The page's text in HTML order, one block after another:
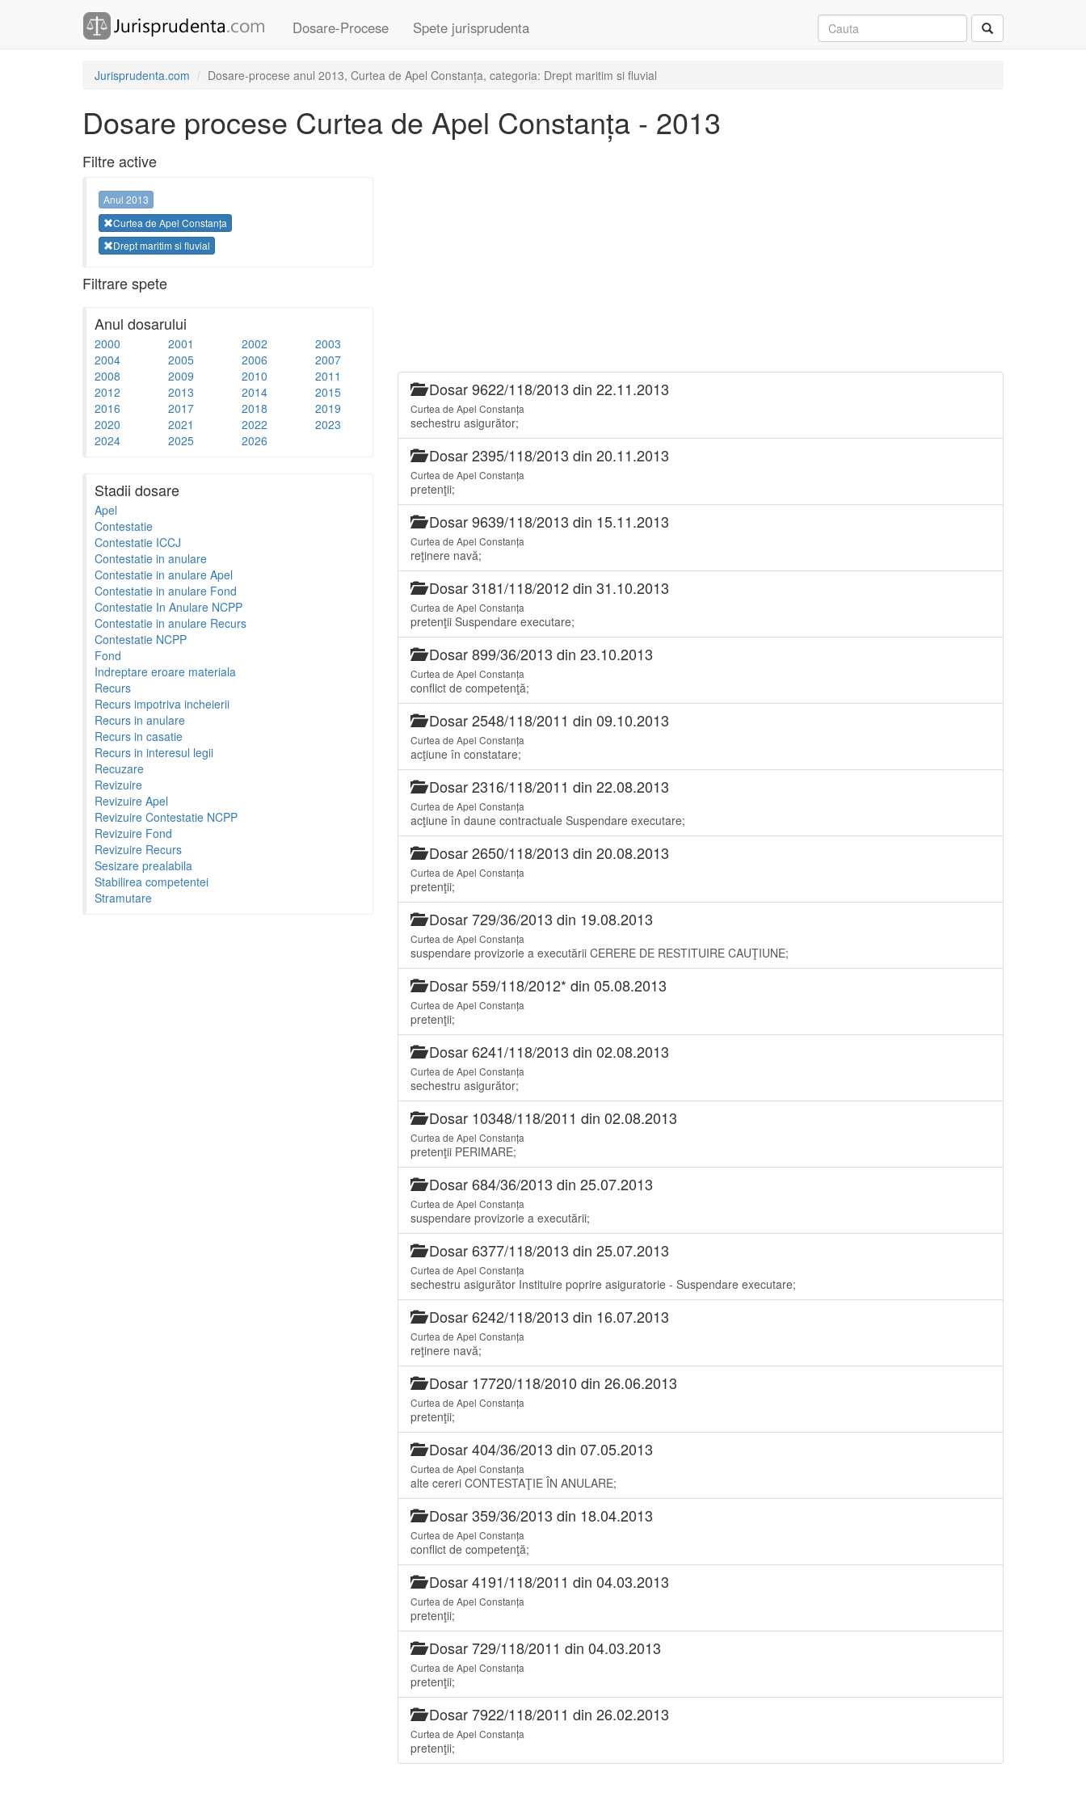
Dosare-Procese Spete jurisprudenta
Jurisprudenta.com Dosare-procese anul 2013, Curtea de Apel Constanța, categoria: Drept maritim si fluvial
Dosare procese Curtea de Apel Constanța - 2013
Filtre active
Anul 2013
Curtea de Apel Constanța
Drept maritim si fluvial
Filtrare spete
Anul dosarului
2000 2001 2002
2003
2004
2005 2006
2007
2008
2009 2010
2011
2012
2013 2014
2015
2016
2017 2018
2019
2020
2021 2022
2023
2024
2025 2026
Stadii dosare
Apel
Contestatie
Contestatie ICCJ
Contestatie in anulare
Contestatie in anulare Apel
Contestatie in anulare Fond
Contestatie In Anulare NCPP
Contestatie in anulare Recurs
Contestatie NCPP
Fond
Indreptare eroare materiala
Recurs
Recurs impotriva incheierii
Recurs in anulare
Recurs in casatie
Recurs in interesul legii
Recuzare
Revizuire
Revizuire Apel
Revizuire Contestatie NCPP
Revizuire Fond
Revizuire Recurs
Sesizare prealabila
Stabilirea competentei
Stramutare
Dosar 9622/118/2013 din 22.11.2013
Curtea de Apel Constanța
sechestru asigurător;
Dosar 2395/118/2013 din 20.11.2013
Curtea de Apel Constanța
pretenţii;
Dosar 9639/118/2013 din 15.11.2013
Curtea de Apel Constanța
reţinere navă;
Dosar 3181/118/2012 din 31.10.2013
Curtea de Apel Constanța
pretenţii Suspendare executare;
Dosar 899/36/2013 din 23.10.2013
Curtea de Apel Constanța
conflict de competenţă;
Dosar 2548/118/2011 din 09.10.2013
Curtea de Apel Constanța
acţiune în constatare;
Dosar 2316/118/2011 din 22.08.2013
Curtea de Apel Constanța
acţiune în daune contractuale Suspendare executare;
Dosar 2650/118/2013 din 20.08.2013
Curtea de Apel Constanța
pretenţii;
Dosar 729/36/2013 din 19.08.2013
Curtea de Apel Constanța
suspendare provizorie a executării CERERE DE RESTITUIRE CAUŢIUNE;
Dosar 559/118/2012* din 05.08.2013
Curtea de Apel Constanța
pretenţii;
Dosar 6241/118/2013 din 02.08.2013
Curtea de Apel Constanța
sechestru asigurător;
Dosar 10348/118/2011 din 02.08.2013
Curtea de Apel Constanța
pretenţii PERIMARE;
Dosar 684/36/2013 din 25.07.2013
Curtea de Apel Constanța
suspendare provizorie a executării;
Dosar 6377/118/2013 din 25.07.2013
Curtea de Apel Constanța
sechestru asigurător Instituire poprire asiguratorie - Suspendare executare;
Dosar 6242/118/2013 din 16.07.2013
Curtea de Apel Constanța
reţinere navă;
Dosar 17720/118/2010 din 26.06.2013
Curtea de Apel Constanța
pretenţii;
Dosar 404/36/2013 din 07.05.2013
Curtea de Apel Constanța
alte cereri CONTESTAŢIE ÎN ANULARE;
Dosar 359/36/2013 din 18.04.2013
Curtea de Apel Constanța
conflict de competenţă;
Dosar 4191/118/2011 din 04.03.2013
Curtea de Apel Constanța
pretenţii;
Dosar 729/118/2011 din 04.03.2013
Curtea de Apel Constanța
pretenţii;
Dosar 7922/118/2011 din 26.02.2013
Curtea de Apel Constanța
pretenţii;